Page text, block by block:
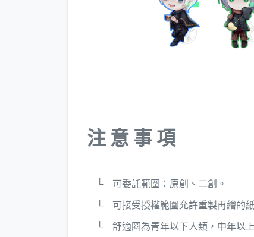
注 意 事 項
└ 可委託範圍：原創、二創。
└ 可接受授權範圍允許重製再繪的紙
└ 舒適圈為青年以下人類，中年以上